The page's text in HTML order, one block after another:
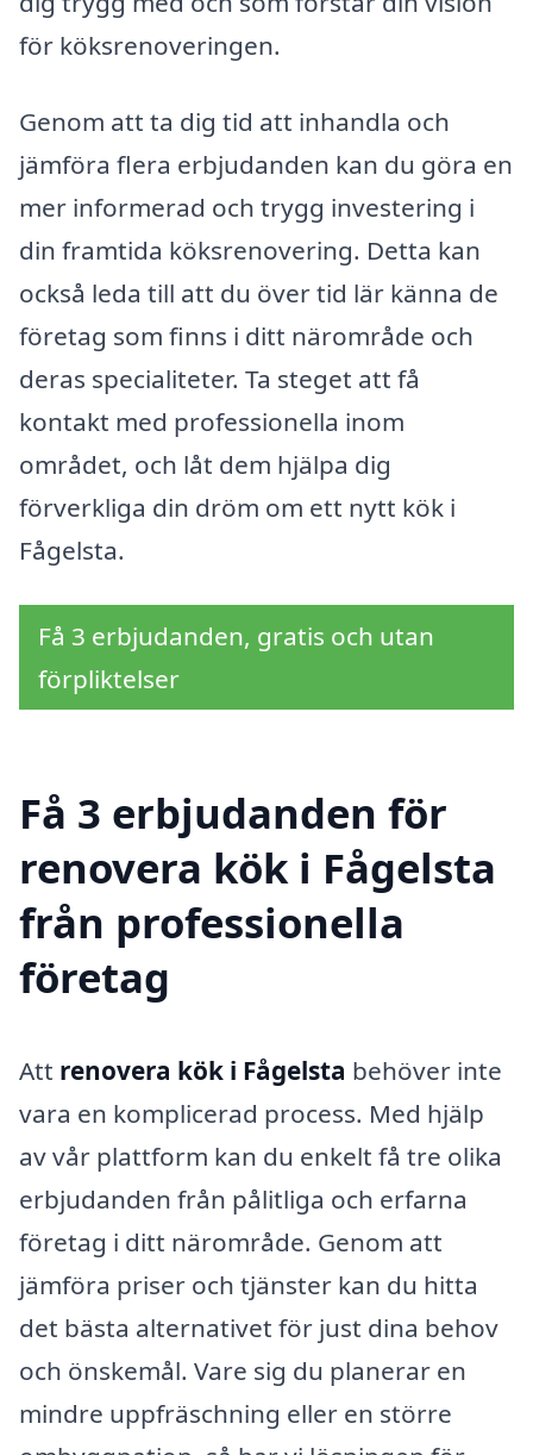
för köksrenoveringen.
Genom att ta dig tid att inhandla och
jämföra flera erbjudanden kan du göra en
mer informerad och trygg investering i
din framtida köksrenovering. Detta kan
också leda till att du över tid lär känna de
företag som finns i ditt närområde och
deras specialiteter. Ta steget att få
kontakt med professionella inom
området, och låt dem hjälpa dig
förverkliga din dröm om ett nytt kök i
Fågelsta.
Få 3 erbjudanden, gratis och utan
förpliktelser
Få 3 erbjudanden för
renovera kök i Fågelsta
från professionella
företag
Att renovera kök i Fågelsta behöver inte
vara en komplicerad process. Med hjälp
av vår plattform kan du enkelt få tre olika
erbjudanden från pålitliga och erfarna
företag i ditt närområde. Genom att
jämföra priser och tjänster kan du hitta
det bästa alternativet för just dina behov
och önskemål. Vare sig du planerar en
mindre uppfräschning eller en större